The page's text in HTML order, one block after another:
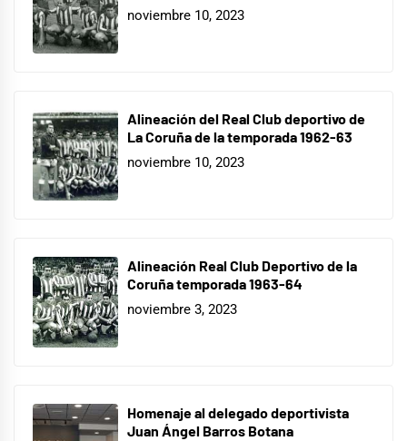
noviembre 10, 2023
Alineación del Real Club deportivo de
La Coruña de la temporada 1962-63
noviembre 10, 2023
Alineación Real Club Deportivo de la
Coruña temporada 1963-64
noviembre 3, 2023
Homenaje al delegado deportivista
Juan Ángel Barros Botana